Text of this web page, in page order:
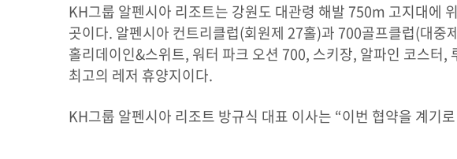
KH그룹 알펜시아 리조트는 강원도 대관령 해발 750m 고지대에
곳이다. 알펜시아 컨트리클럽(회원제 27홀)과 700골프클럽(대
홀리데이인&스위트, 워터 파크 오션 700, 스키장, 알파인 코스
최고의 레저 휴양지이다.
KH그룹 알펜시아 리조트 방규식 대표 이사는 “이번 협약을 계기